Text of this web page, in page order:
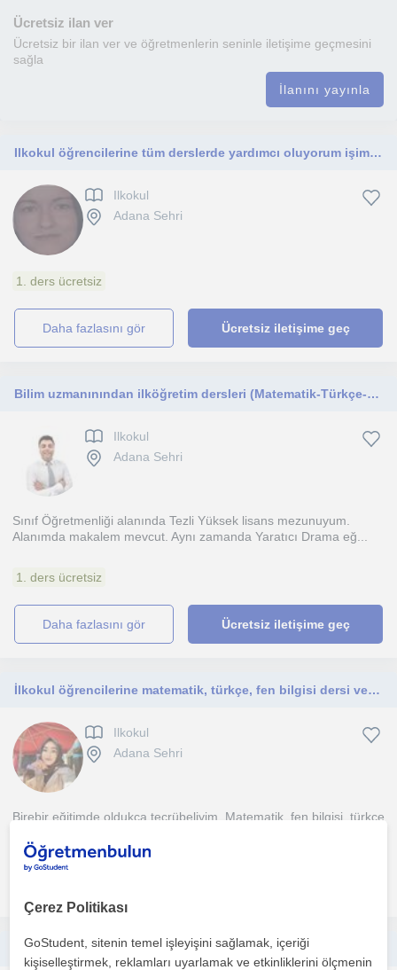
Ücretsiz ilan ver
Ücretsiz bir ilan ver ve öğretmenlerin seninle iletişime geçmesini
sağla
İlanını yayınla
Ilkokul öğrencilerine tüm derslerde yardımcı oluyorum işimi çok seviyorum bu yüzden başarılı
Ilkokul
Adana Sehri
1. ders ücretsiz
daha fazlasını gör Ücretsiz iletişime geç
Bilim uzmanınından ilköğretim dersleri (Matematik-Türkçe-Fen Bilimleri)
Ilkokul
Adana Sehri
Sınıf Öğretmenliği alanında Tezli Yüksek lisans mezunuyum.
Alanımda makalem mevcut. Aynı zamanda Yaratıcı Drama eğ...
1. ders ücretsiz
daha fazlasını gör Ücretsiz iletişime geç
İlkokul öğrencilerine matematik, türkçe, fen bilgisi dersi verilir.
Ilkokul
Adana Sehri
Birebir eğitimde oldukça tecrübeliyim. Matematik, fen bilgisi, türkçe
İlkokul ortaokul lise öğrencilerine matematik özel ders
Çerez Politikası
GoStudent, sitenin temel işleyişini sağlamak, içeriği
kişiselleştirmek, reklamları uyarlamak ve etkinliklerini ölçmenin